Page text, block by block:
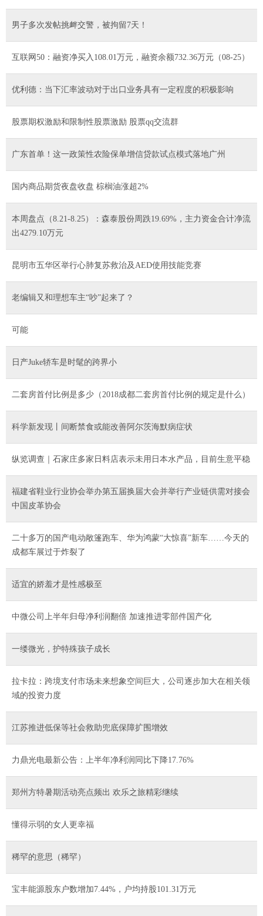
男子多次发帖挑衅交警，被拘留7天！
互联网50：融资净买入108.01万元，融资余额732.36万元（08-25）
优利德：当下汇率波动对于出口业务具有一定程度的积极影响
股票期权激励和限制性股票激励 股票qq交流群
广东首单！这一政策性农险保单增信贷款试点模式落地广州
国内商品期货夜盘收盘 棕榈油涨超2%
本周盘点（8.21-8.25）：森泰股份周跌19.69%，主力资金合计净流
出4279.10万元
昆明市五华区举行心肺复苏救治及AED使用技能竞赛
老编辑又和理想车主“吵”起来了？
可能
日产Juke轿车是时髦的跨界小
二套房首付比例是多少（2018成都二套房首付比例的规定是什么）
科学新发现丨间断禁食或能改善阿尔茨海默病症状
纵览调查｜石家庄多家日料店表示未用日本水产品，目前生意平稳
福建省鞋业行业协会举办第五届换届大会并举行产业链供需对接会
中国皮革协会
二十多万的国产电动敞篷跑车、华为鸿蒙“大惊喜”新车……今天的
成都车展过于炸裂了
适宜的娇羞才是性感极至
中微公司上半年归母净利润翻倍 加速推进零部件国产化
一缕微光，护特殊孩子成长
拉卡拉：跨境支付市场未来想象空间巨大，公司逐步加大在相关领
域的投资力度
江苏推进低保等社会救助兜底保障扩围增效
力鼎光电最新公告：上半年净利润同比下降17.76%
郑州方特暑期活动亮点频出 欢乐之旅精彩继续
懂得示弱的女人更幸福
稀罕的意思（稀罕）
宝丰能源股东户数增加7.44%，户均持股101.31万元